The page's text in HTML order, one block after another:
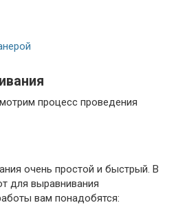
процесс проведения
очень простой и быстрый. В
для выравнивания
вам понадобятся: